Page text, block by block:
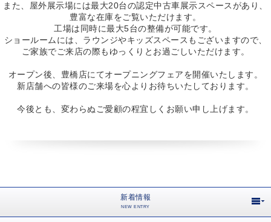
また、屋外展示場には最大20台の認定中古車展示スペースがあり、
豊富な在庫をご覧いただけます。
工場は同時に最大5台の整備が可能です。
ショールームには、ラウンジやキッズスペースもございますので、
ご家族でご来店の際もゆっくりとお過ごしいただけます。
オープン後、豊橋店にてオープニングフェアを開催いたします。
新店舗への皆様のご来場を心よりお待ちいたしております。
今後とも、変わらぬご愛顧の程宜しくお願い申し上げます。
新着情報
NEW ENTRY